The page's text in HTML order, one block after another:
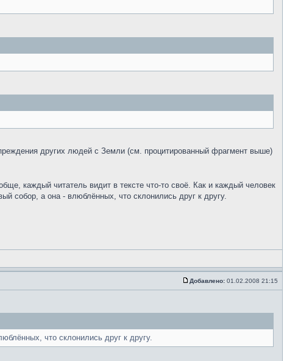
других людей с Земли (см. процитированный фрагмент выше)
каждый читатель видит в тексте что-то своё. Как и каждый человек
собор, а она - влюблённых, что склонились друг к другу.
Добавлено: 01.02.2008 21:15
что склонились друг к другу.